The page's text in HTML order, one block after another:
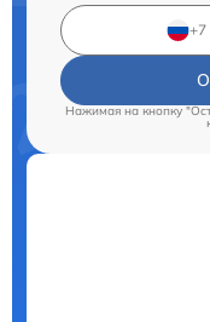
Нажимая на кнопку